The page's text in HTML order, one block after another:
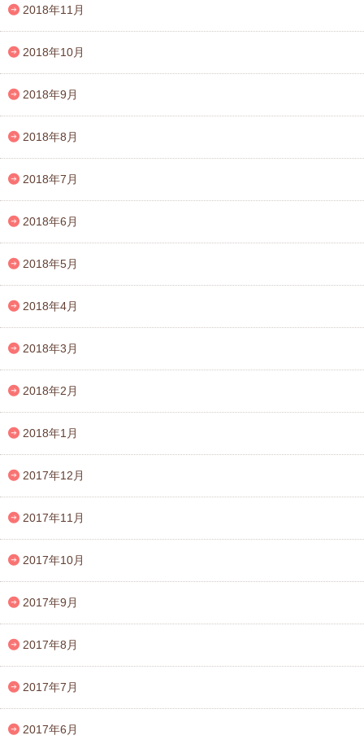
2018年11月
2018年10月
2018年9月
2018年8月
2018年7月
2018年6月
2018年5月
2018年4月
2018年3月
2018年2月
2018年1月
2017年12月
2017年11月
2017年10月
2017年9月
2017年8月
2017年7月
2017年6月